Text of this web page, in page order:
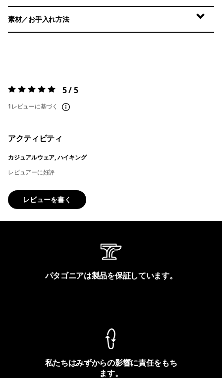
素材／お手入れ方法
評価:5 / 5 5 / 5
1レビューに基づく
アクティビティ
カジュアルウェア, ハイキング
レビュアーに好評
レビューを書く
パタゴニアは製品を保証しています。
私たちはみずからの影響に責任をもち
ます。